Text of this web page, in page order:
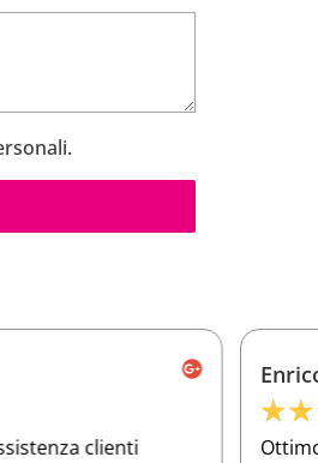
Ottimo servizio e prodotti di